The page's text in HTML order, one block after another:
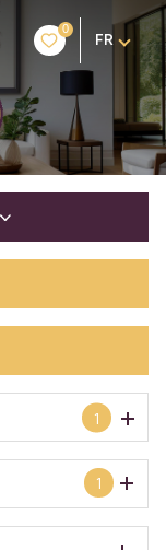
0
FR
1
1